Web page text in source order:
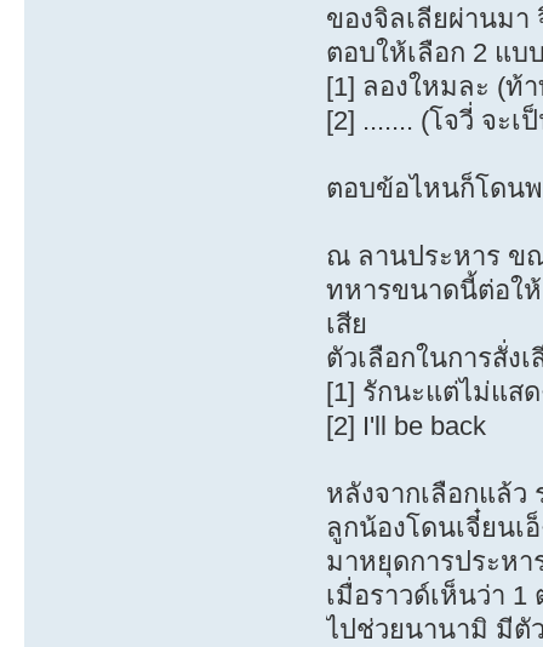
ของจิลเลียผ่านมา
ตอบให้เลือก 2 แบ
[1] ลองใหมละ (ท้
[2] ....... (โจวี่ จะ
ตอบข้อไหนก็โดน
ณ ลานประหาร ขณ
ทหารขนาดนี้ต่อให้
เสีย
ตัวเลือกในการสั่งเ
[1] รักนะแต่ไม่แส
[2] I'll be back
หลังจากเลือกแล้
ลูกน้องโดนเจี๋ยนเ
มาหยุดการประหา
เมื่อราวด์เห็นว่า
ไปช่วยนานามิ มีตั